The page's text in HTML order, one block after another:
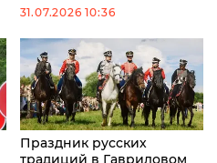
31.07.2026 10:36
Праздник русских
традиций в Гавриловом